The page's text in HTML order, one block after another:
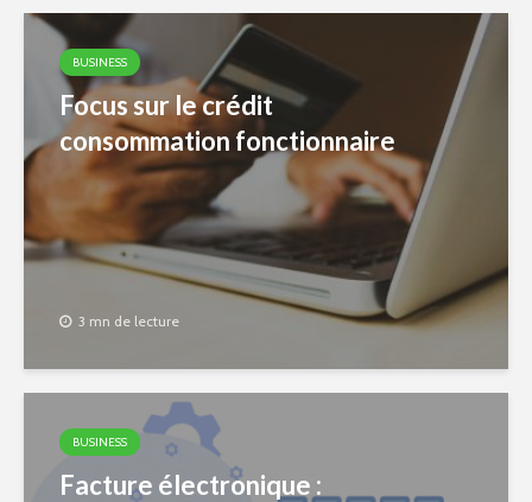
BUSINESS
Focus sur le crédit
consommation fonctionnaire
3 mn de lecture
BUSINESS
Facture électronique :